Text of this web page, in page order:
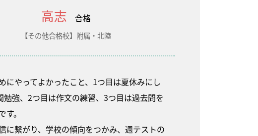
高志 合格
【その他合格校】附属・北陸
にやってよかったこと、1つ目は夏休みにし
勉強、2つ目は作文の練習、3つ目は過去問を
。
に繋がり、学校の傾向をつかみ、週テストの